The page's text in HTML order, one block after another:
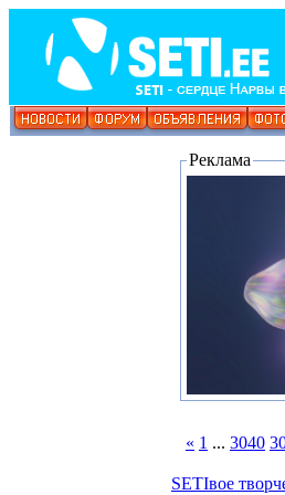
Реклама
« 1 ... 3040
SETIвое